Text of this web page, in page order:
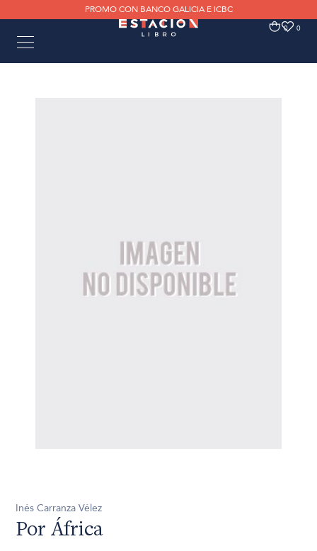
PROMO CON BANCO GALICIA E ICBC
0 0
Inés Carranza Vélez
Por África